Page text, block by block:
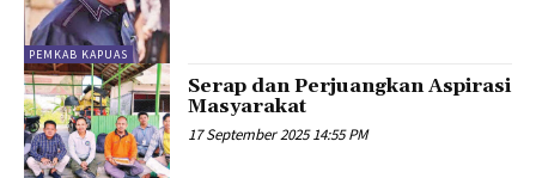
PEMKAB KAPUAS
Serap dan Perjuangkan Aspirasi
Masyarakat
17 September 2025 14:55 PM